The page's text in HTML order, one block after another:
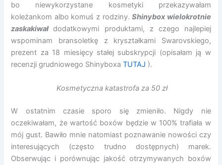
bo niewykorzystane kosmetyki przekazywałam
koleżankom albo komuś z rodziny.Shinybox wielokrotnie
zaskakiwał dodatkowymi produktami, z czego najlepiej
wspominam bransoletkę z kryształkami Swarovskiego,
prezent za 18 miesięcy stałej subskrypcji (opisałam ją w
recenzji grudniowego ShinyboxaTUTAJ ).
Kosmetyczna katastrofa za 50 zł
W ostatnim czasie sporo się zmieniło. Nigdy nie
oczekiwałam, że wartość boxów będzie w 100% trafiała w
mój gust. Bawiło mnie natomiast poznawanie nowości czy
interesujących (często trudno dostępnych) marek.
Obserwując i porównując jakość otrzymywanych boxów